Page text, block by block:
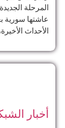
المرحلة
عاشتها سورية
الأحداث
أخبار